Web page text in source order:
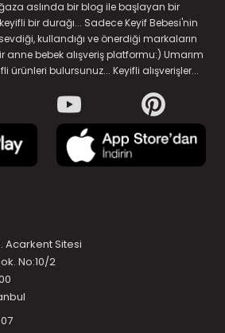
aslında bir blog ile başlayan bir
bir durağı... Sadece Keyif Bebesi'nin
kullandığı ve önerdiği markaların
anne bebek alışveriş platformu:) Umarım
ürünleri bulursunuz... Keyifli alışverişler...
Acarkent Sitesi
No:10/2